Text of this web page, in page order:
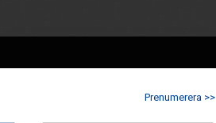
Prenumerera >>